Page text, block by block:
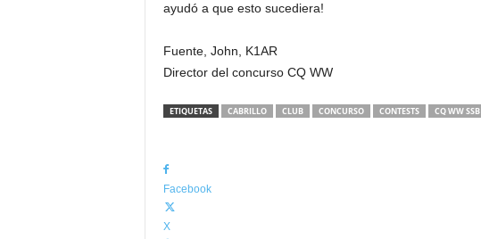
ayudó a que esto sucediera!
Fuente, John, K1AR
Director del concurso CQ WW
ETIQUETAS CABRILLO CLUB CONCURSO CONTESTS CQ WW SSB
Facebook
X